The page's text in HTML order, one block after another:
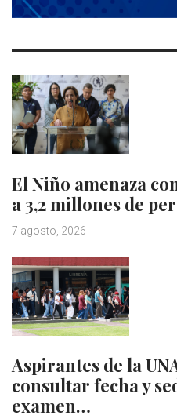
El Niño amenaza
a 3,2 millones de
7 agosto, 2026
Aspirantes de la
consultar fecha y
examen…